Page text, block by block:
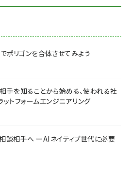
ポリゴンを合体させてみよう
相手を知ることから始める、使われる社
トフォームエンジニアリング
談相手へ ーAIネイティブ世代に必要